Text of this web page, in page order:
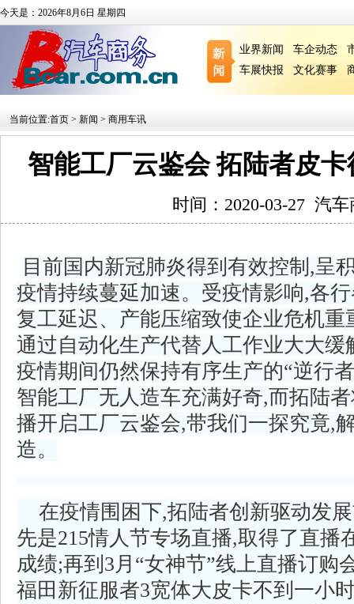
今天是：2026年8月6日 星期四
业界新闻 车企动态
车展快报
文化赛事
当前位置:首页 > 新闻 > 商用车讯
智能工厂云鉴会 拓陆者皮
时间：2020-03-27 汽车
目前国内新冠肺炎得到有效控制,呈
疫情持续蔓延加速。受疫情影响,各
复工延迟、产能压缩致使企业危机
通过自动化生产代替人工作业大大
疫情期间仍然保持有序生产的“逆行
智能工厂无人造车充满好奇,而拓陆
播开启工厂云鉴会,带我们一探究竟,
造。
在疫情围困下,拓陆者创新驱动发
先是215情人节专场直播,取得了直播
成绩;再到3月“女神节”线上直播订购
福田新征服者3宽体大皮卡不到一小